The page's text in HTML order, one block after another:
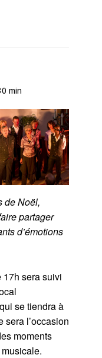
min
de Noël,
partager
d’émotions
sera suivi
se tiendra à
sera l’occasion
moments